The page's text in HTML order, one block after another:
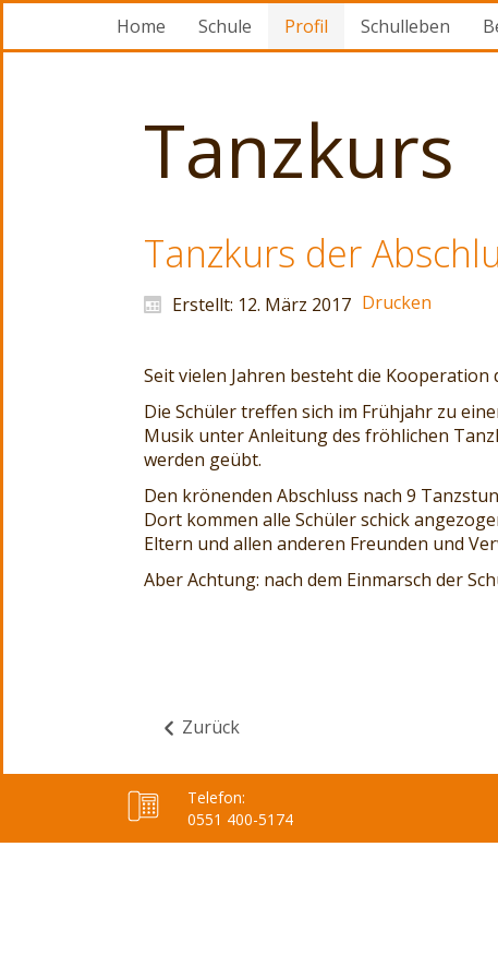
Home Schule Profil Schulleben
Tanzkurs
Tanzkurs der
Erstellt: 12. März 2017 Drucken
Seit vielen Jahren besteht die
Die Schüler treffen sich im Frühjahr zu
Musik unter Anleitung des fröhlichen
werden geübt.
Den krönenden Abschluss nach 9
Dort kommen alle Schüler schick
Eltern und allen anderen Freunden und
Aber Achtung: nach dem Einmarsch der
Zurück
Telefon:
0551 400-5174